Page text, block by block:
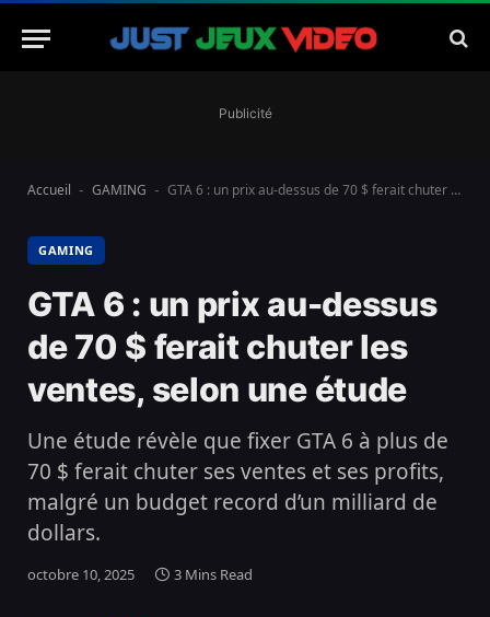
Publicité
Accueil - GAMING - GTA 6 : un prix au-dessus de 70 $ ferait chuter les ventes, selon une étude
GAMING
GTA 6 : un prix au-dessus
de 70 $ ferait chuter les
ventes, selon une étude
Une étude révèle que fixer GTA 6 à plus de
70 $ ferait chuter ses ventes et ses profits,
malgré un budget record d’un milliard de
dollars.
octobre 10, 2025 3 Mins Read